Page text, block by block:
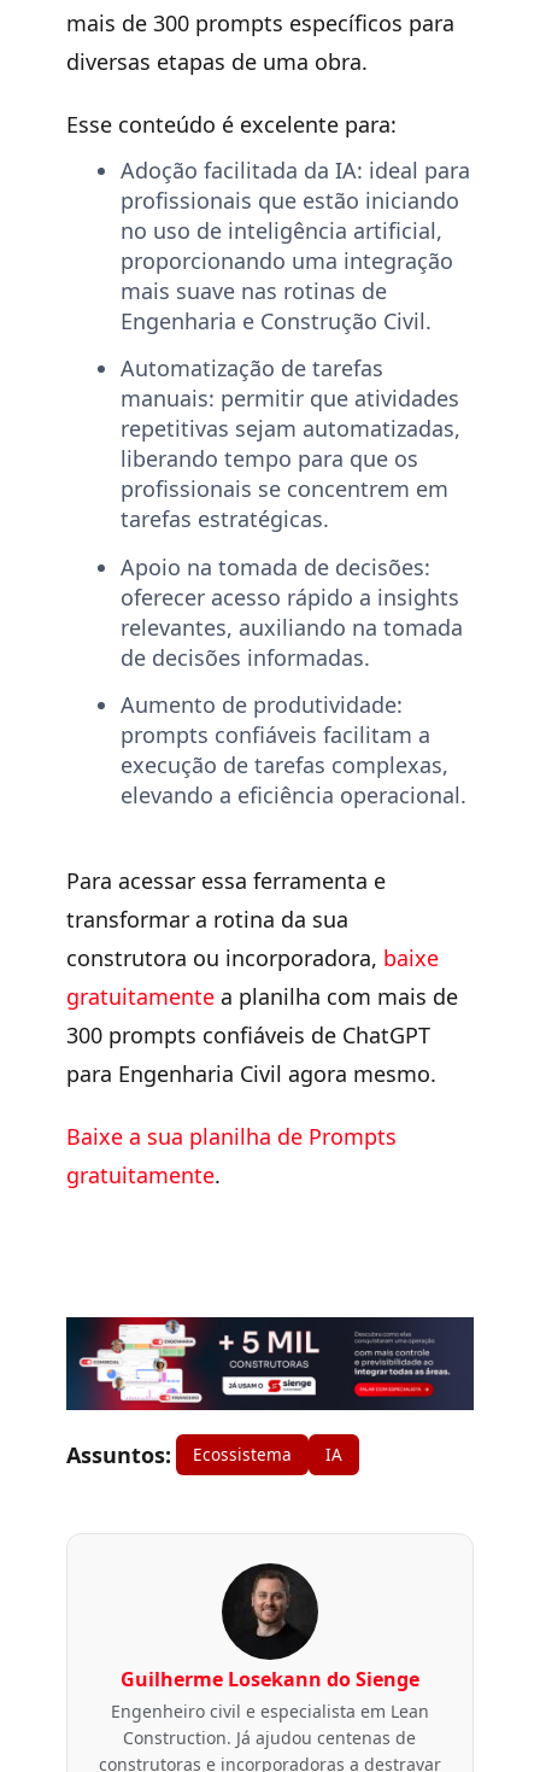
mais de 300 prompts específicos para
diversas etapas de uma obra.
Esse conteúdo é excelente para:
Adoção facilitada da IA: ideal para
profissionais que estão iniciando
no uso de inteligência artificial,
proporcionando uma integração
mais suave nas rotinas de
Engenharia e Construção Civil.
Automatização de tarefas
manuais: permitir que atividades
repetitivas sejam automatizadas,
liberando tempo para que os
profissionais se concentrem em
tarefas estratégicas.
Apoio na tomada de decisões:
oferecer acesso rápido a insights
relevantes, auxiliando na tomada
de decisões informadas.
Aumento de produtividade:
prompts confiáveis facilitam a
execução de tarefas complexas,
elevando a eficiência operacional.
Para acessar essa ferramenta e
transformar a rotina da sua
construtora ou incorporadora, baixe
gratuitamente a planilha com mais de
300 prompts confiáveis de ChatGPT
para Engenharia Civil agora mesmo.
Baixe a sua planilha de Prompts
gratuitamente.
Assuntos: Ecossistema IA
Guilherme Losekann do Sienge
Engenheiro civil e especialista em Lean
Construction. Já ajudou centenas de
construtoras e incorporadoras a destravar